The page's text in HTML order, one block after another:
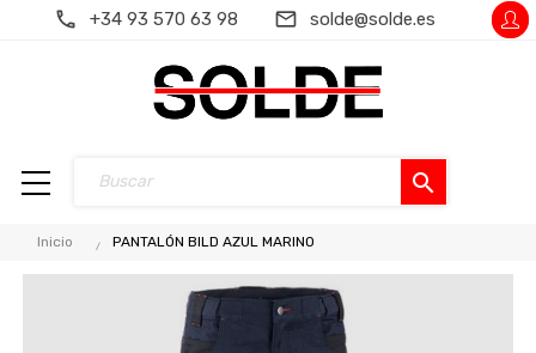
+34 93 570 63 98 solde@solde.es
search
Inicio PANTALÓN BILD AZUL MARINO